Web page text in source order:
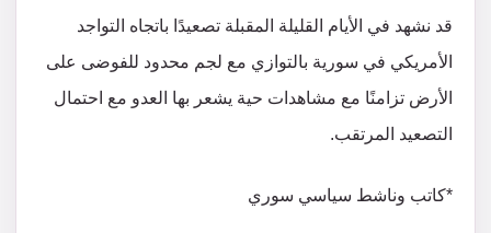
قد نشهد في الأيام القليلة المقبلة تصعيدًا باتجاه التواجد
الأمريكي في سورية بالتوازي مع لجم محدود للفوضى على
الأرض تزامنًا مع مشاهدات حية يشعر بها العدو مع احتمال
التصعيد المرتقب.
*كاتب وناشط سياسي سوري